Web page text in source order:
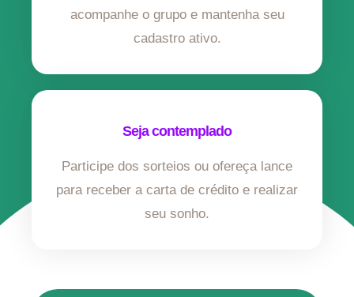
acompanhe o grupo e mantenha seu
cadastro ativo.
Seja contemplado
Participe dos sorteios ou ofereça lance
para receber a carta de crédito e realizar
seu sonho.